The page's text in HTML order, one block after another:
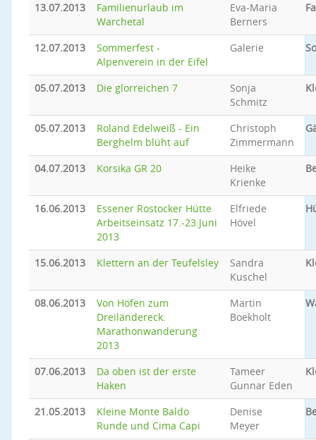
13.07.2013
Familienurlaub im
Warchetal
Eva-Maria
Berners
12.07.2013
Sommerfest -
Alpenverein in der Eifel
Galerie
05.07.2013 Die glorreichen 7
Sonja
Schmitz
05.07.2013
Roland Edelweiß - Ein
Berghelm blüht auf
Christoph
Zimmermann
04.07.2013 Korsika GR 20
Heike
Krienke
16.06.2013
Essener Rostocker Hütte
Arbeitseinsatz 17.-23.Juni
2013
Elfriede
Hövel
15.06.2013 Klettern an der Teufelsley
Sandra
Kuschel
08.06.2013
Von Höfen zum
Dreiländereck:
Marathonwanderung
2013
Martin
Boekholt
07.06.2013
Da oben ist der erste
Haken
Tameer
Gunnar Eden
21.05.2013
Kleine Monte Baldo
Runde und Cima Capi
Denise
Meyer